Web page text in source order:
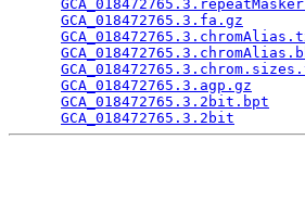
GCA_018472765.3.fa.gz
GCA_018472765.3.agp.gz
GCA_018472765.3.2bit.bpt
GCA_018472765.3.2bit